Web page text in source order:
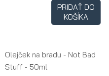
PRIDAŤ DO
KOŠÍKA
Olejček na bradu - Not Bad
Stuff - 50ml